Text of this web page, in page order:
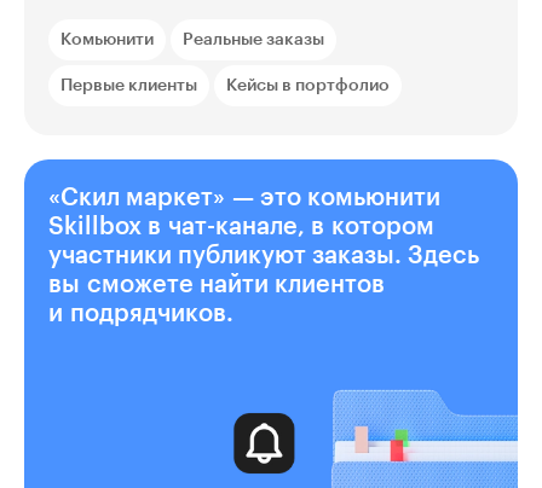
Комьюнити Реальные заказы
Первые клиенты Кейсы в портфолио
«Скил маркет» — это комьюнити
Skillbox в чат-канале, в котором
участники публикуют заказы. Здесь
вы сможете найти клиентов
и подрядчиков.